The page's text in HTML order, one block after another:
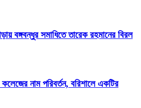
বঙ্গবন্ধুর সমাধিতে তারেক রহমানের বিরল
নাম পরিবর্তন, বরিশালে একটির